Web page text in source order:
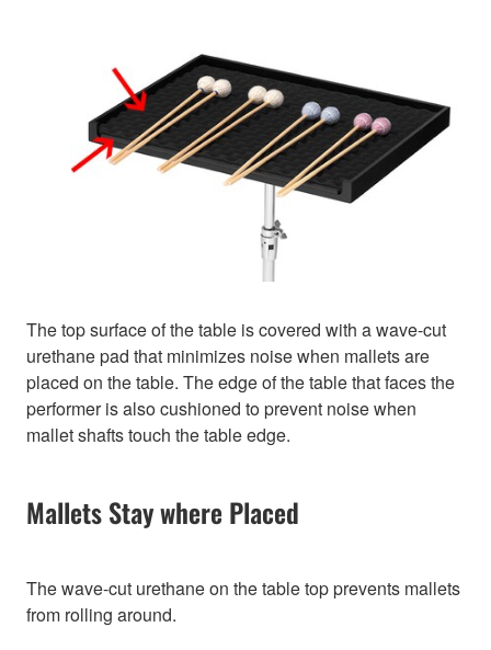
The top surface of the table is covered with a wave-cut
urethane pad that minimizes noise when mallets are
placed on the table. The edge of the table that faces the
performer is also cushioned to prevent noise when
mallet shafts touch the table edge.
Mallets Stay where Placed
The wave-cut urethane on the table top prevents mallets
from rolling around.